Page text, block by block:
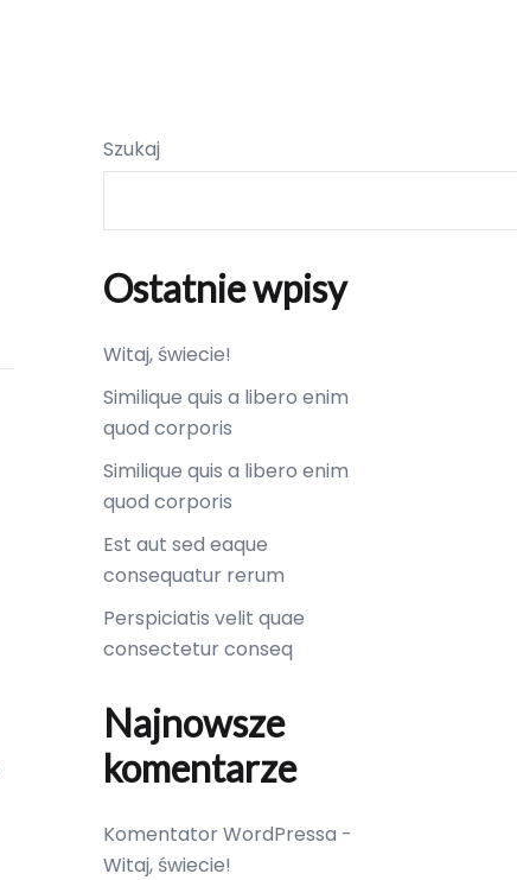
Szukaj
Ostatnie wpisy
Witaj, świecie!
Similique quis a libero enim
quod corporis
Similique quis a libero enim
quod corporis
Est aut sed eaque
consequatur rerum
Perspiciatis velit quae
consectetur conseq
Najnowsze
komentarze
Komentator WordPressa -
Witaj, świecie!